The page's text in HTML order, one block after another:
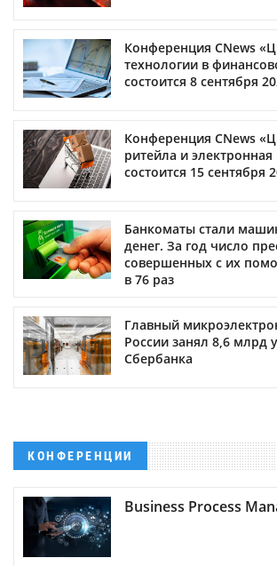
Конференция CNews
технологии в
состоится 8 сентября
Конференция CNews
ритейла и
состоится 15 сентября
Банкоматы стали
денег. За год число
совершенных с их
в 76 раз
Главный
России занял 8,6 млрд
Сбербанка
КОНФЕРЕНЦИИ
Business Process